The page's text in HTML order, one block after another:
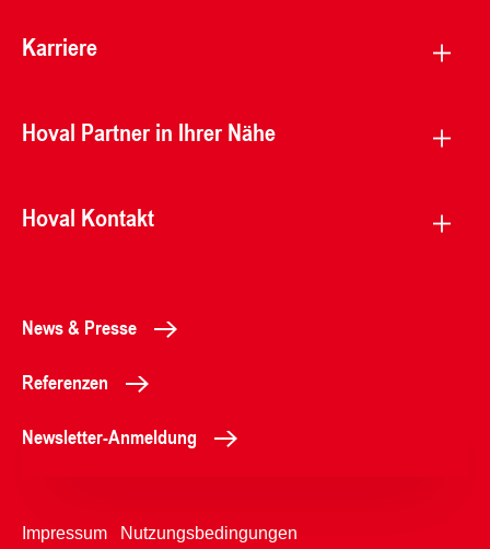
Karriere
Hoval Partner in Ihrer Nähe
Hoval Kontakt
News & Presse
Referenzen
Newsletter-Anmeldung
Impressum Nutzungsbedingungen